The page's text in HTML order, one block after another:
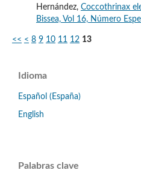
Hernández, Coccothrinax
Bissea, Vol 16, Número
<< < 8 9 10 11 12 13
Idioma
Español (España)
English
Palabras clave